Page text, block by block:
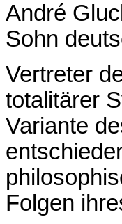
André
Sohn
Vertreter
totalitärer
Variante
Folgen